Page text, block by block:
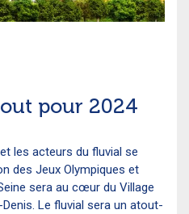
pour 2024
les acteurs du fluvial se
des Jeux Olympiques et
sera au cœur du Village
Le fluvial sera un atout-